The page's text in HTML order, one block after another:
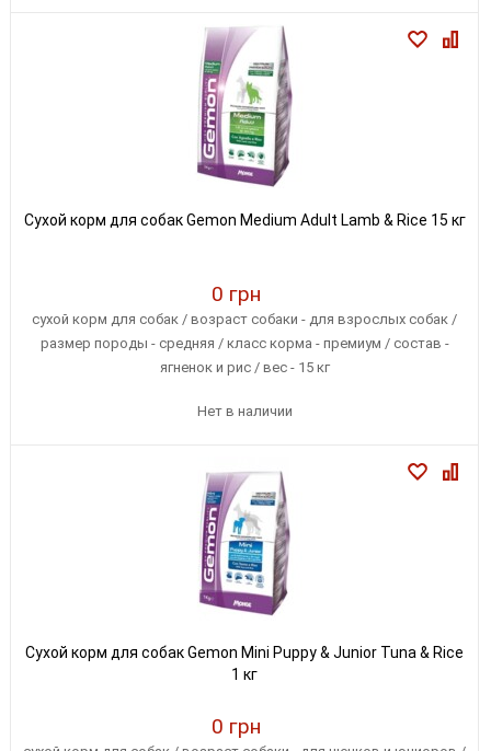
Сухой корм для собак Gemon Medium Adult Lamb & Rice 15 кг
0 грн
сухой корм для собак / возраст собаки - для взрослых собак /
размер породы - средняя / класс корма - премиум / состав -
ягненок и рис / вес - 15 кг
Нет в наличии
Сухой корм для собак Gemon Mini Puppy & Junior Tuna & Rice
1 кг
0 грн